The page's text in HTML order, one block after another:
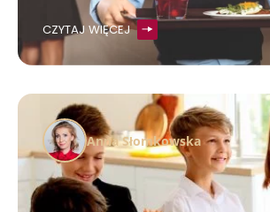
CZYTAJ WIĘCEJ
Anna Słomkowska